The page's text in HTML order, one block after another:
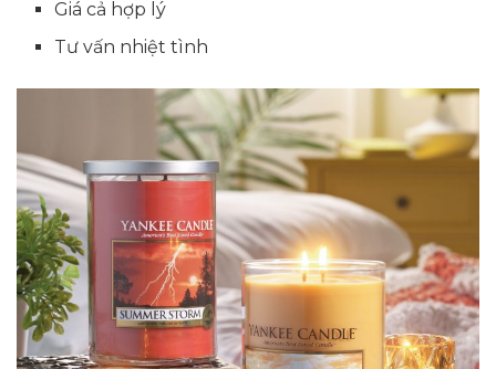
Giá cả hợp lý
Tư vấn nhiệt tình